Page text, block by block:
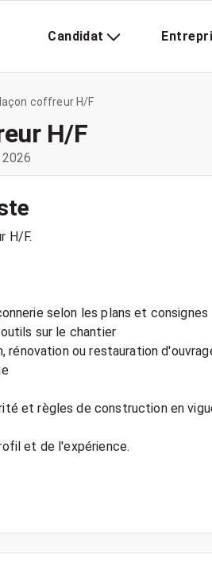
Candidat
coffreur H/F
H/F
H/F.
selon les plans et consignes
sur le chantier
ou restauration
et règles de construction en
et de l'expérience.